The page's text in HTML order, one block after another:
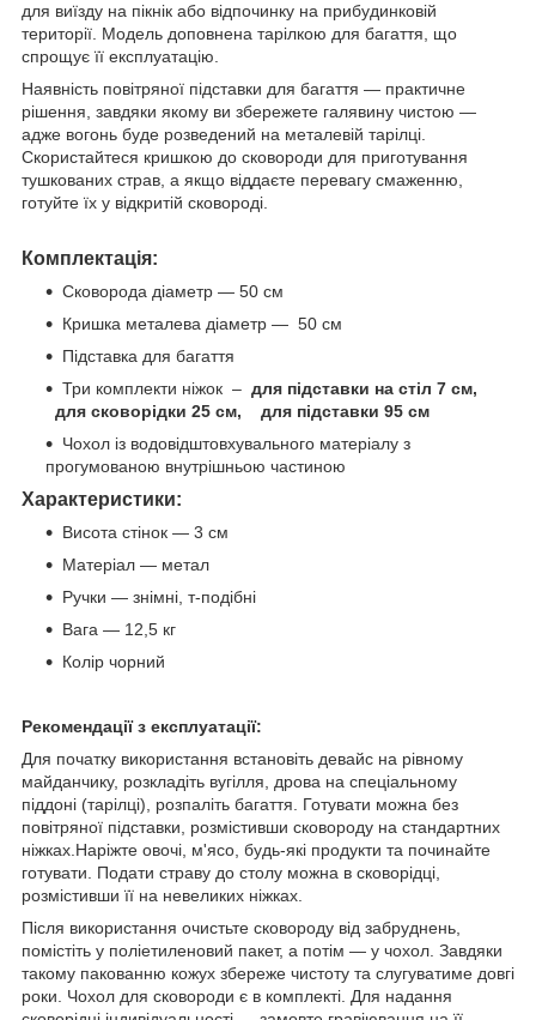
для виїзду на пікнік або відпочинку на прибудинковій
території. Модель доповнена тарілкою для багаття, що
спрощує її експлуатацію.
Наявність повітряної підставки для багаття — практичне
рішення, завдяки якому ви збережете галявину чистою —
адже вогонь буде розведений на металевій тарілці.
Скористайтеся кришкою до сковороди для приготування
тушкованих страв, а якщо віддаєте перевагу смаженню,
готуйте їх у відкритій сковороді.
Комплектація:
Сковорода діаметр — 50 см
Кришка металева діаметр — 50 см
Підставка для багаття
Три комплекти ніжок – для підставки на стіл 7 см,
для сковорідки 25 см, для підставки 95 см
Чохол із водовідштовхувального матеріалу з
прогумованою внутрішньою частиною
Характеристики:
Висота стінок — 3 см
Матеріал — метал
Ручки — знімні, т-подібні
Вага — 12,5 кг
Колір чорний
Рекомендації з експлуатації:
Для початку використання встановіть девайс на рівному
майданчику, розкладіть вугілля, дрова на спеціальному
піддоні (тарілці), розпаліть багаття. Готувати можна без
повітряної підставки, розмістивши сковороду на стандартних
ніжках.Наріжте овочі, м'ясо, будь-які продукти та починайте
готувати. Подати страву до столу можна в сковорідці,
розмістивши її на невеликих ніжках.
Після використання очистьте сковороду від забруднень,
помістіть у поліетиленовий пакет, а потім — у чохол. Завдяки
такому пакованню кожух збереже чистоту та слугуватиме довгі
роки. Чохол для сковороди є в комплекті. Для надання